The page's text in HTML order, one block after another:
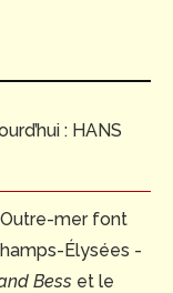
: HANS
Outre-mer font
Élysées -
Bess et le